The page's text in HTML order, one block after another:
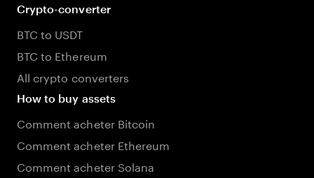
Crypto-converter
BTC to USDT
BTC to Ethereum
All crypto converters
How to buy assets
Comment acheter Bitcoin
Comment acheter Ethereum
Comment acheter Solana